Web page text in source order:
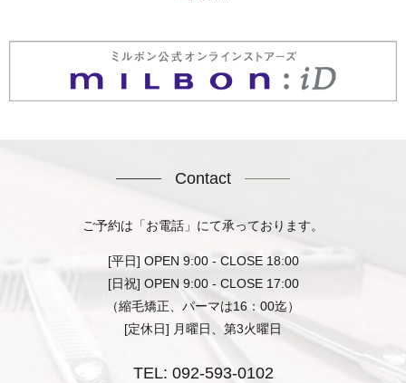
Contact
ご予約は「お電話」にて承っております。
[平日] OPEN 9:00 - CLOSE 18:00
[日祝] OPEN 9:00 - CLOSE 17:00
（縮毛矯正、パーマは16：00迄）
[定休日] 月曜日、第3火曜日
TEL: 092-593-0102